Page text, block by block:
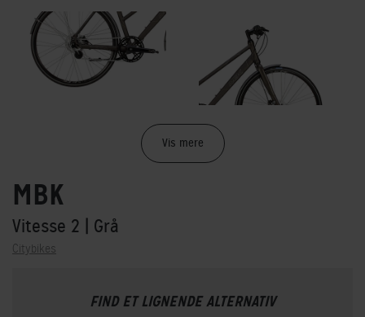
Vis mere
MBK
Vitesse 2 | Grå
Citybikes
FIND ET LIGNENDE ALTERNATIV